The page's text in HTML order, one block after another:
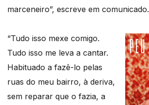
marceneiro”, escreve em comunicado.
“Tudo isso mexe comigo.
Tudo isso me leva a cantar.
Habituado a fazê-lo pelas
ruas do meu bairro, à deriva,
sem reparar que o fazia, a